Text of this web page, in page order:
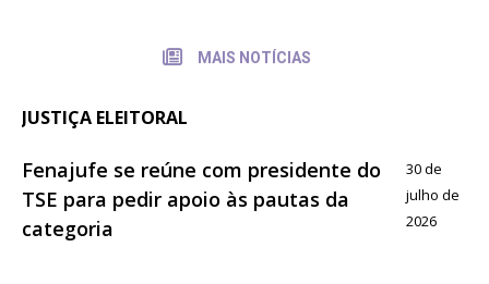
MAIS NOTÍCIAS
JUSTIÇA ELEITORAL
Fenajufe se reúne com presidente do
TSE para pedir apoio às pautas da
categoria
30 de
julho de
2026